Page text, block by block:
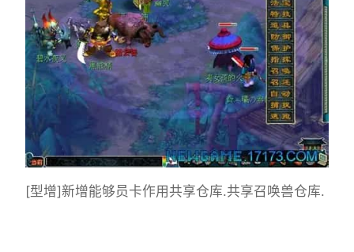
[型增]新增能够员卡作用共享仓库.共享召唤兽仓库.